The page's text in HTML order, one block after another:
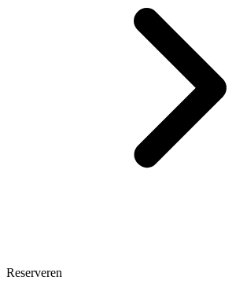
Reserveren